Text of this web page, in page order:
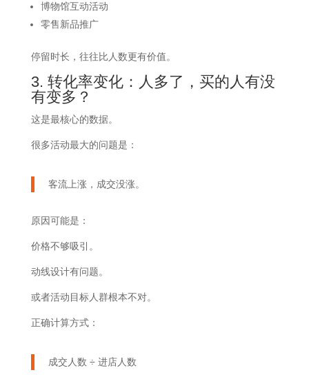
博物馆互动活动
零售新品推广
停留时长，往往比人数更有价值。
3. 转化率变化：人多了，买的人有没
有变多？
这是最核心的数据。
很多活动最大的问题是：
客流上涨，成交没涨。
原因可能是：
价格不够吸引。
动线设计有问题。
或者活动目标人群根本不对。
正确计算方式：
成交人数 ÷ 进店人数